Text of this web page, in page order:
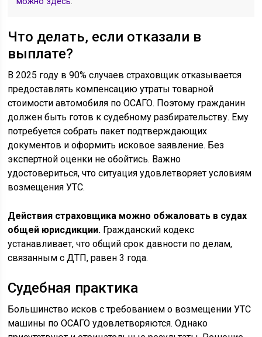
Что делать, если отказали в
выплате?
В 2025 году в 90% случаев страховщик отказывается
предоставлять компенсацию утраты товарной
стоимости автомобиля по ОСАГО. Поэтому гражданин
должен быть готов к судебному разбирательству. Ему
потребуется собрать пакет подтверждающих
документов и оформить исковое заявление. Без
экспертной оценки не обойтись. Важно
удостовериться, что ситуация удовлетворяет условиям
возмещения УТС.
Действия страховщика можно обжаловать в судах
общей юрисдикции. Гражданский кодекс
устанавливает, что общий срок давности по делам,
связанным с ДТП, равен 3 года.
Судебная практика
Большинство исков с требованием о возмещении УТС
машины по ОСАГО удовлетворяются. Однако